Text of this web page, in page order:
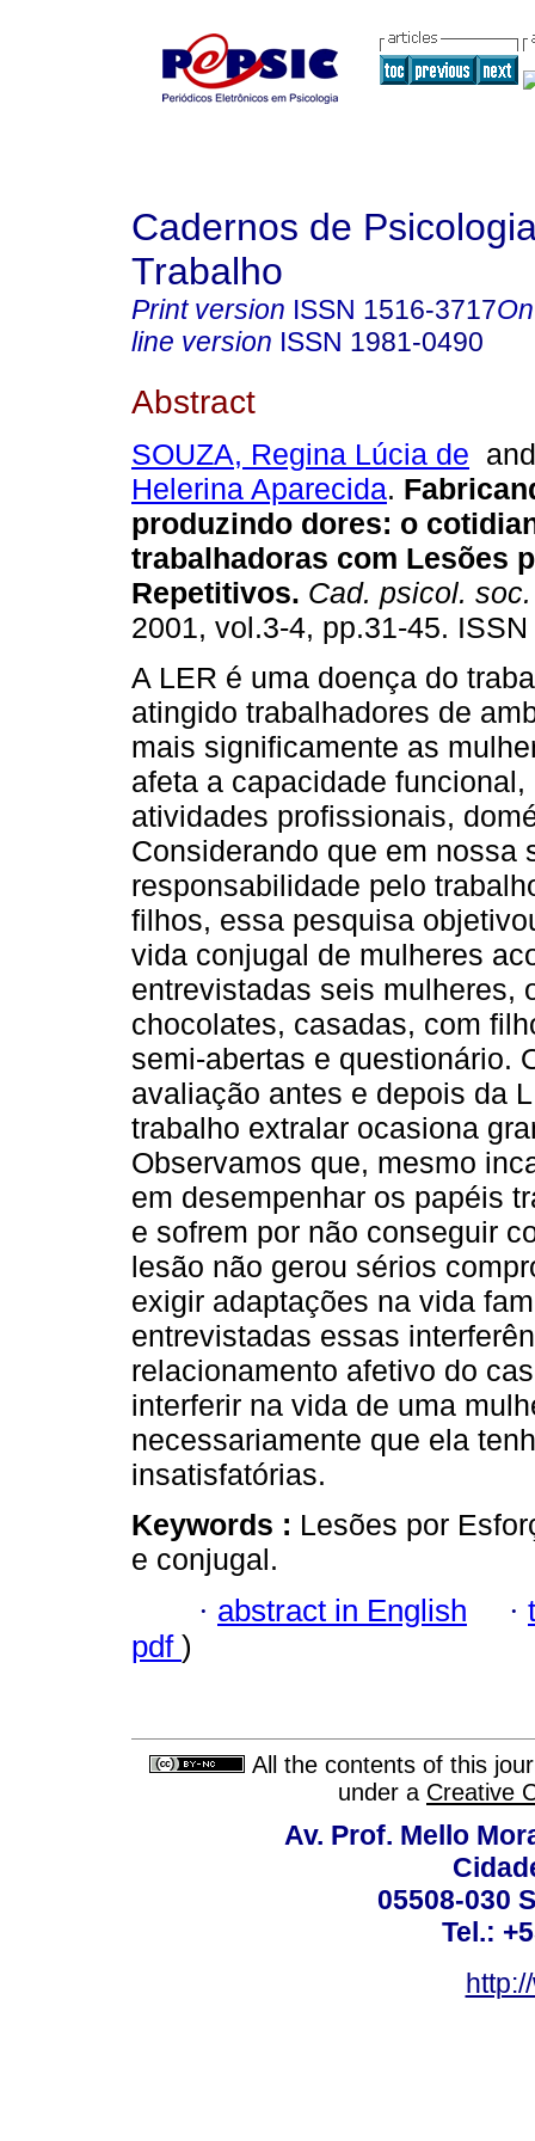
Cadernos de
Trabalho
Print version ISSN 1516-3717
line version ISSN 1981-0490
Abstract
SOUZA, Regina Lúcia de
Helerina Aparecida.
produzindo dores: o
trabalhadoras com Lesões
Repetitivos. Cad. psicol.
2001, vol.3-4, pp.31-45.
A LER é uma doença do
atingido trabalhadores de
mais significamente as
afeta a capacidade
atividades profissionais,
Considerando que em nossa
responsabilidade pelo
filhos, essa pesquisa
vida conjugal de mulheres
entrevistadas seis mulheres,
chocolates, casadas, com
semi-abertas e questionário.
avaliação antes e depois da
trabalho extralar ocasiona
Observamos que, mesmo
em desempenhar os papéis
e sofrem por não conseguir
lesão não gerou sérios
exigir adaptações na vida
entrevistadas essas
relacionamento afetivo do
interferir na vida de uma
necessariamente que ela
insatisfatórias.
Keywords : Lesões por
e conjugal.
· abstract in English ·
pdf )
All the contents of this
under a Creative
Av. Prof. Mello
05508-030
Tel.: